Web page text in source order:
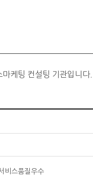
케팅 컨설팅 기관입니다.
비스품질우수